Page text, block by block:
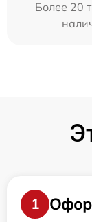
Более 20
1